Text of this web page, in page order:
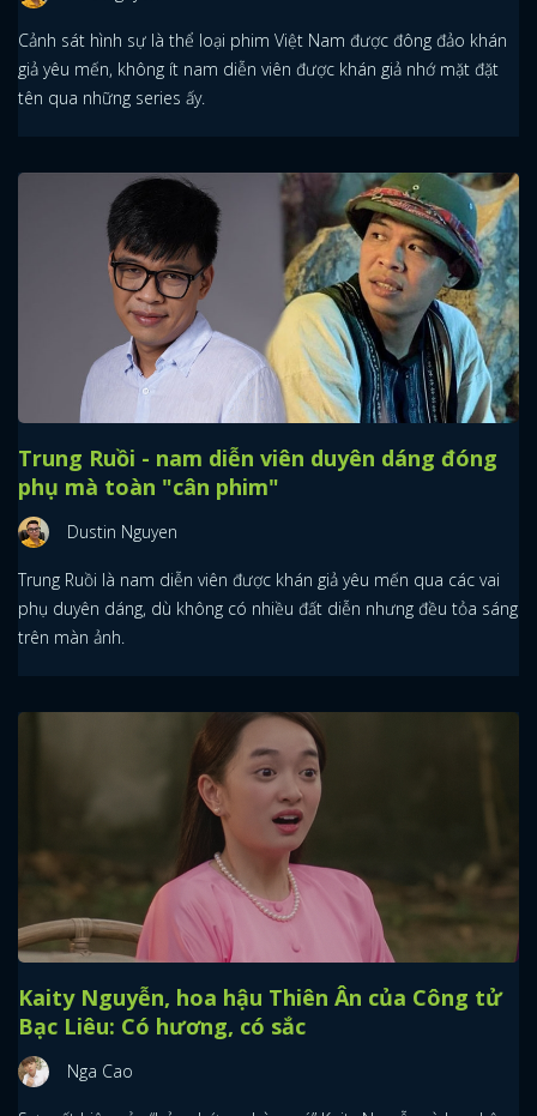
Cảnh sát hình sự là thể loại phim Việt Nam được đông đảo khán
giả yêu mến, không ít nam diễn viên được khán giả nhớ mặt đặt
tên qua những series ấy.
Trung Ruồi - nam diễn viên duyên dáng đóng
phụ mà toàn "cân phim"
Dustin Nguyen
Trung Ruồi là nam diễn viên được khán giả yêu mến qua các vai
phụ duyên dáng, dù không có nhiều đất diễn nhưng đều tỏa sáng
trên màn ảnh.
Kaity Nguyễn, hoa hậu Thiên Ân của Công tử
Bạc Liêu: Có hương, có sắc
Nga Cao